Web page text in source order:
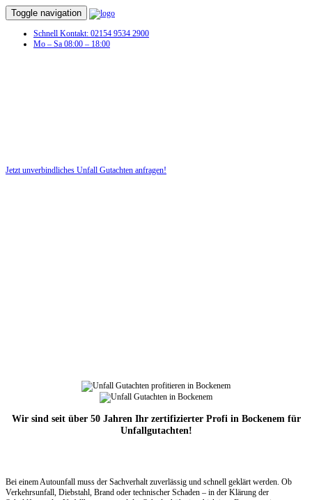
Toggle navigation
Schnell Kontakt: 02154 9534 2900
Mo – Sa 08:00 – 18:00
Jetzt unverbindliches Unfall Gutachten anfragen!
Wir sind seit über 50 Jahren Ihr zertifizierter Profi in Bockenem für
Unfallgutachten!
Bei einem Autounfall muss der Sachverhalt zuverlässig und schnell geklärt werden. Ob
Verkehrsunfall, Diebstahl, Brand oder technischer Schaden – in der Klärung der